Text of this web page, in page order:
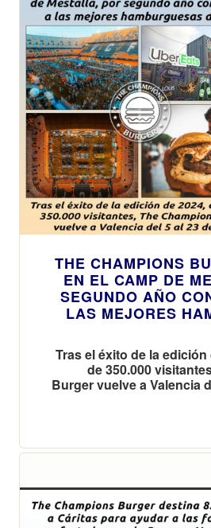
THE CHAMPIONS
EN EL CAMP DE
SEGUNDO AÑO
LAS MEJORES
Tras el éxito de la
de 350.000
Burger vuelve a Valencia